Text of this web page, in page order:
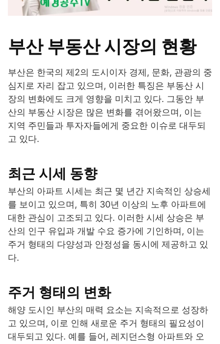
부산 부동산 시장의 현황
부산은 한국의 제2의 도시이자 경제, 문화, 관광의 중
심지로 자리 잡고 있으며, 이러한 특징은 부동산 시
장의 변화에도 크게 영향을 미치고 있다. 그동안 부
산의 부동산 시장은 많은 변화를 겪어왔으며, 이는
지역 주민들과 투자자들에게 중요한 이슈로 대두되
고 있다.
최근 시세 동향
부산의 아파트 시세는 최근 몇 년간 지속적인 상승세
를 보이고 있으며, 특히 30년 이상의 노후 아파트에
대한 관심이 고조되고 있다. 이러한 시세 상승은 부
산의 인구 유입과 개발 수요 증가에 기인하며, 이는
주거 형태의 다양성과 안정성을 동시에 제공하고 있
다.
주거 형태의 변화
해양 도시인 부산의 매력 요소는 지속적으로 성장하
고 있으며, 이로 인해 새로운 주거 형태의 필요성이
대두되고 있다. 예를 들어, 레지던스형 아파트와 오